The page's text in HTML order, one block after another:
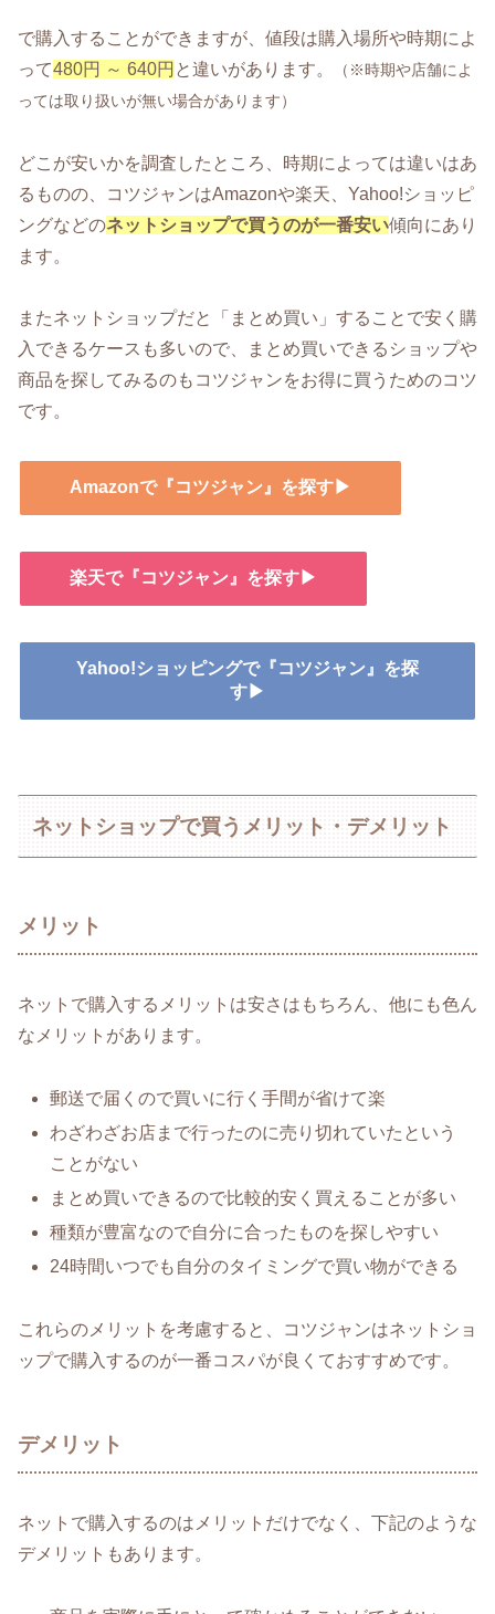
で購入することができますが、値段は購入場所や時期によ
って480円 ～ 640円 と違いがあります。
（※時期や店舗によ
っては取り扱いが無い場合があります）
どこが安いかを調査したところ、時期によっては違いはあ
るものの、コツジャンはAmazonや楽天、Yahoo!ショッピ
ングなどのネットショップで買うのが一番安い傾向にあり
ます。
またネットショップだと「まとめ買い」することで安く購
入できるケースも多いので、まとめ買いできるショップや
商品を探してみるのもコツジャンをお得に買うためのコツ
です。
Amazonで『コツジャン』を探す▶
楽天で『コツジャン』を探す▶
Yahoo!ショッピングで『コツジャン』を探
す▶
ネットショップで買うメリット・デメリット
メリット
ネットで購入するメリットは安さはもちろん、他にも色ん
なメリットがあります。
郵送で届くので買いに行く手間が省けて楽
わざわざお店まで行ったのに売り切れていたという
ことがない
まとめ買いできるので比較的安く買えることが多い
種類が豊富なので自分に合ったものを探しやすい
24時間いつでも自分のタイミングで買い物ができる
これらのメリットを考慮すると、コツジャンはネットショ
ップで購入するのが一番コスパが良くておすすめです。
デメリット
ネットで購入するのはメリットだけでなく、下記のような
デメリットもあります。